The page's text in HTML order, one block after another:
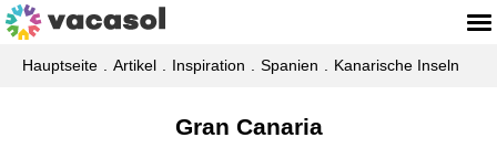
Hauptseite Artikel Inspiration Spanien Kanarische Inseln
Gran Canaria